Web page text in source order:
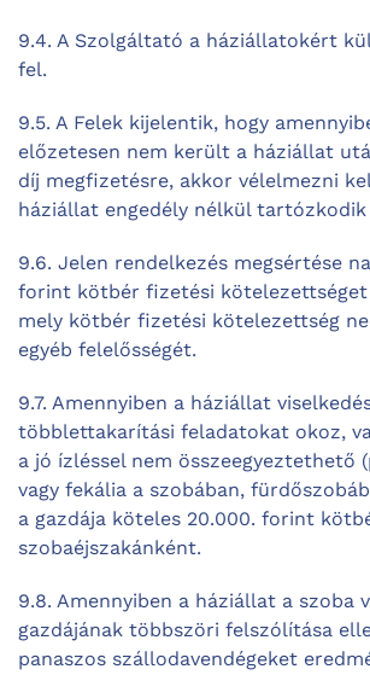
9.4. A Szolgáltató a háziállatokért
fel.
9.5. A Felek kijelentik, hogy
előzetesen nem került a háziállat
díj megfizetésre, akkor vélelmezni
háziállat engedély nélkül tartózkodik
9.6. Jelen rendelkezés megsértése
forint kötbér fizetési kötelezettséget
mely kötbér fizetési kötelezettség
egyéb felelősségét.
9.7. Amennyiben a háziállat
többlettakarítási feladatokat okoz,
a jó ízléssel nem összeegyeztethető
vagy fekália a szobában,
a gazdája köteles 20.000. forint
szobaéjszakánként.
9.8. Amennyiben a háziállat a szoba
gazdájának többszöri felszólítása
panaszos szállodavendégeket